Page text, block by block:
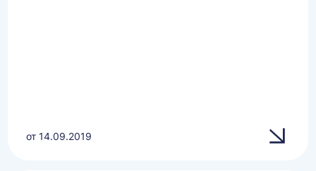
от 14.09.2019